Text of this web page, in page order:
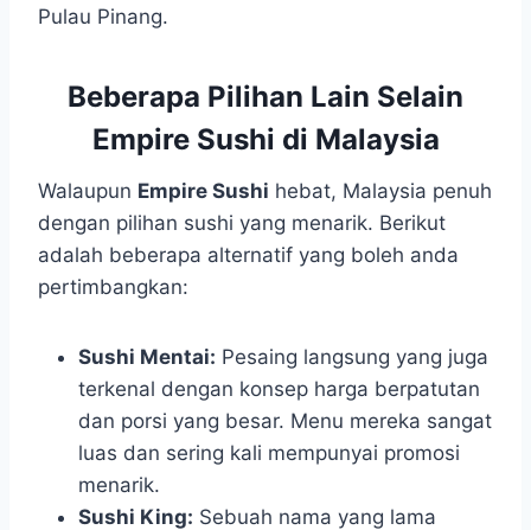
Pulau Pinang.
Beberapa Pilihan Lain Selain
Empire Sushi di Malaysia
Walaupun Empire Sushi hebat, Malaysia penuh
dengan pilihan sushi yang menarik. Berikut
adalah beberapa alternatif yang boleh anda
pertimbangkan:
Sushi Mentai: Pesaing langsung yang juga
terkenal dengan konsep harga berpatutan
dan porsi yang besar. Menu mereka sangat
luas dan sering kali mempunyai promosi
menarik.
Sushi King: Sebuah nama yang lama